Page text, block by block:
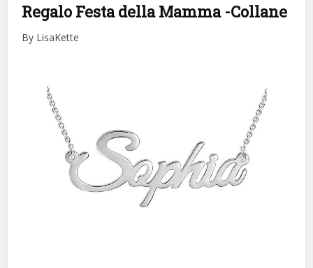
Regalo Festa della Mamma -Collane
By LisaKette